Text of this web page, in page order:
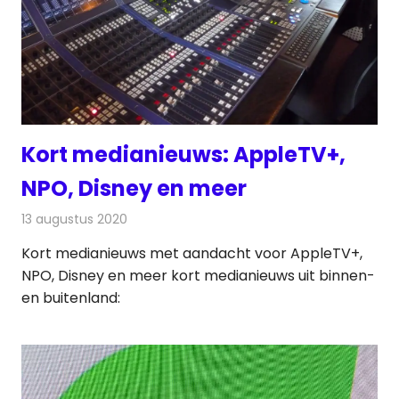
Kort medianieuws: AppleTV+,
NPO, Disney en meer
13 augustus 2020
Kort medianieuws met aandacht voor AppleTV+,
NPO, Disney en meer kort medianieuws uit binnen-
en buitenland: